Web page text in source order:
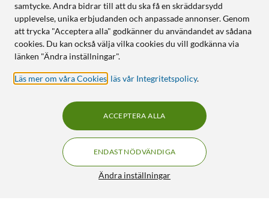
samtycke. Andra bidrar till att du ska få en skräddarsydd
upplevelse, unika erbjudanden och anpassade annonser. Genom
att trycka "Acceptera alla" godkänner du användandet av sådana
cookies. Du kan också välja vilka cookies du vill godkänna via
länken "Ändra inställningar".
Läs mer om våra Cookies läs vår Integritetspolicy.
Ändra inställningar
ENDAST NÖDVÄNDIGA
ACCEPTERA ALLA